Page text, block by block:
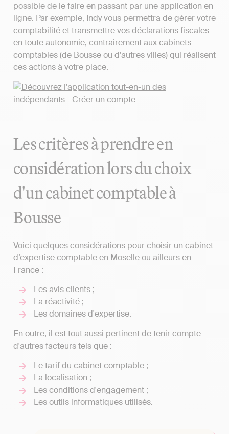
possible de le faire en passant par une application en
ligne. Par exemple, Indy vous permettra de gérer votre
comptabilité et transmettre vos déclarations fiscales
en toute autonomie, contrairement aux cabinets
comptables (de Bousse ou d'autres villes) qui réalisent
ces actions à votre place.
Les critères à prendre en
considération lors du choix
d'un cabinet comptable à
Bousse
Voici quelques considérations pour choisir un cabinet
d’expertise comptable en Moselle ou ailleurs en
France :
Les avis clients ;
La réactivité ;
Les domaines d'expertise.
En outre, il est tout aussi pertinent de tenir compte
d'autres facteurs tels que :
Le tarif du cabinet comptable ;
La localisation ;
Les conditions d'engagement ;
Les outils informatiques utilisés.